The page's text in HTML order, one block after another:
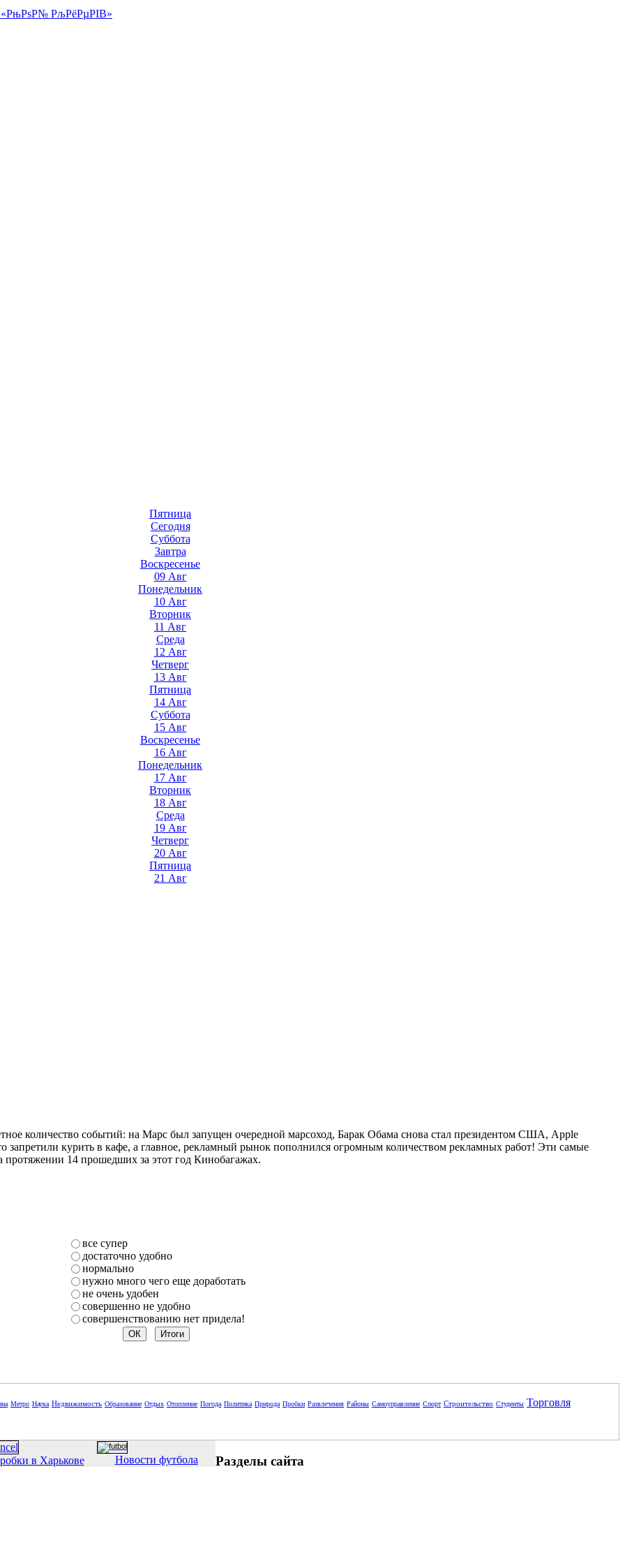
Пятница
Сегодня
Суббота
Завтра
Воскресенье
09 Авг
Понедельник
10 Авг
Вторник
11 Авг
Среда
12 Авг
Четверг
13 Авг
Пятница
14 Авг
Суббота
15 Авг
Воскресенье
16 Авг
Понедельник
17 Авг
Вторник
18 Авг
Среда
19 Авг
Четверг
20 Авг
Пятница
21 Авг
количество событий: на Марс был запущен очередной марсоход, Барак Обама снова стал президентом США, Apple
запретили курить в кафе, а главное, рекламный рынок пополнился огромным количеством рекламных работ! Эти самые
14 прошедших за этот год Кинобагажах.
все супер
достаточно удобно
нормально
нужно много чего еще доработать
не очень удобен
совершенно не удобно
совершенствованию нет придела!
Метро Наука Недвижимость Образование Отдых Отопление Погода Политика Природа Пробки Развлечения Районы Самоуправление Спорт Строительство Студенты Торговля
в Харькове Новости футбола Разделы сайта